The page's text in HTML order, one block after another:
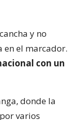
y no
en el marcador.
con un
donde la
varios